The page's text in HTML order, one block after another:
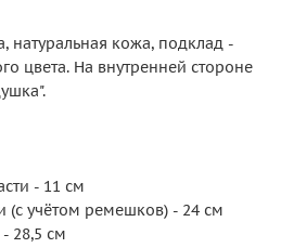
натуральная кожа, подклад -
цвета. На внутренней стороне
- 11 см
учётом ремешков) - 24 см
28,5 см